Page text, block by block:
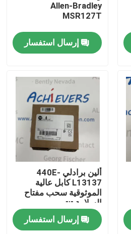
Allen-Bradley
MSR127T
إرسال استفسار
ألين برادلي 440E-
L13137 كابل عالية
الموثوقية سحب مفتاح
السلامة تنتمي
إرسال استفسار